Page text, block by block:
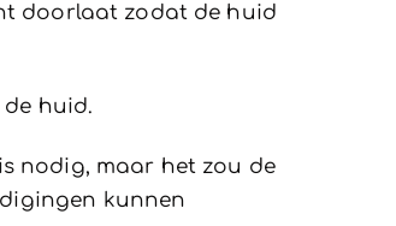
doorlaat zodat de huid
huid.
nodig, maar het zou de
kunnen